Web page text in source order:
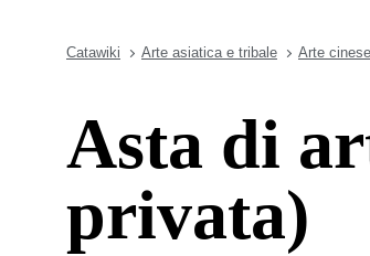
Catawiki Arte asiatica e tribale Arte cinese
Asta di
privata)